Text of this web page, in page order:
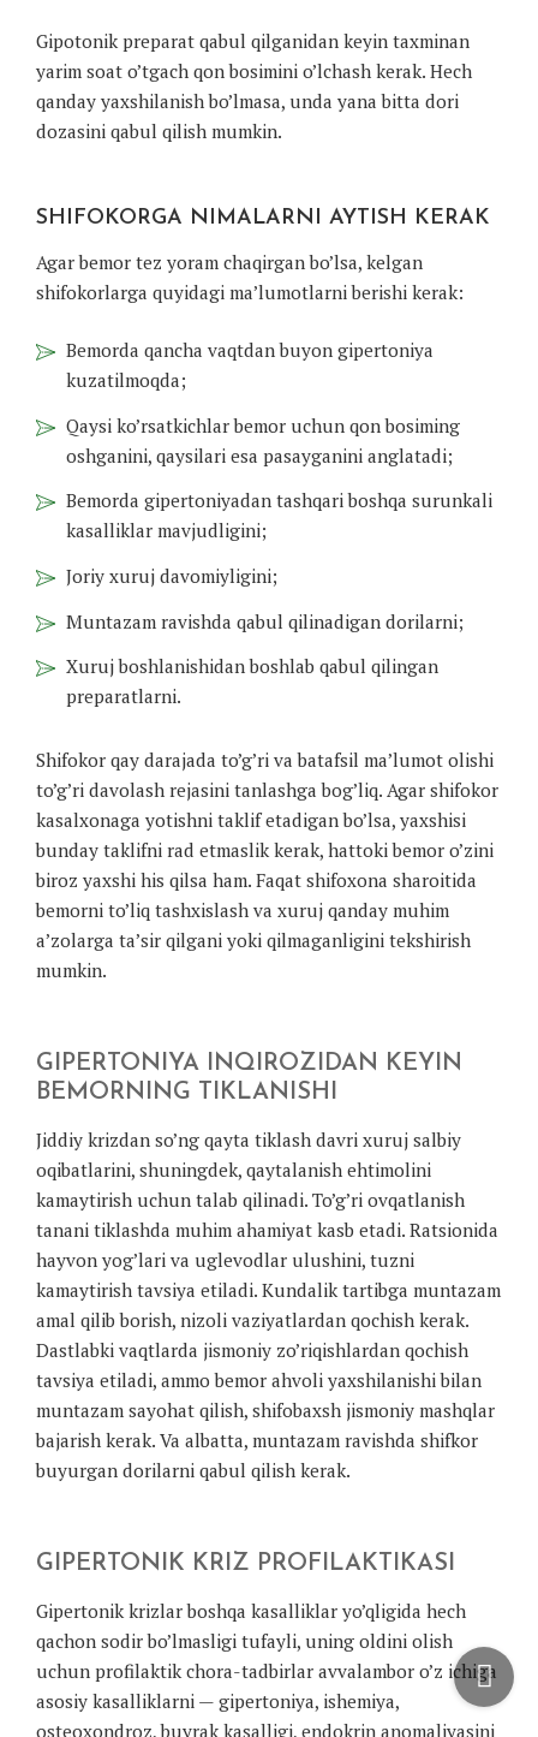
Gipotonik preparat qabul qilganidan keyin taxminan
yarim soat o’tgach qon bosimini o’lchash kerak. Hech
qanday yaxshilanish bo’lmasa, unda yana bitta dori
dozasini qabul qilish mumkin.
SHIFOKORGA NIMALARNI AYTISH KERAK
Agar bemor tez yoram chaqirgan bo’lsa, kelgan
shifokorlarga quyidagi ma’lumotlarni berishi kerak:
Bemorda qancha vaqtdan buyon gipertoniya
kuzatilmoqda;
Qaysi ko’rsatkichlar bemor uchun qon bosiming
oshganini, qaysilari esa pasayganini anglatadi;
Bemorda gipertoniyadan tashqari boshqa surunkali
kasalliklar mavjudligini;
Joriy xuruj davomiyligini;
Muntazam ravishda qabul qilinadigan dorilarni;
Xuruj boshlanishidan boshlab qabul qilingan
preparatlarni.
Shifokor qay darajada to’g’ri va batafsil ma’lumot olishi
to’g’ri davolash rejasini tanlashga bog’liq. Agar shifokor
kasalxonaga yotishni taklif etadigan bo’lsa, yaxshisi
bunday taklifni rad etmaslik kerak, hattoki bemor o’zini
biroz yaxshi his qilsa ham. Faqat shifoxona sharoitida
bemorni to’liq tashxislash va xuruj qanday muhim
a’zolarga ta’sir qilgani yoki qilmaganligini tekshirish
mumkin.
GIPERTONIYA INQIROZIDAN KEYIN
BEMORNING TIKLANISHI
Jiddiy krizdan so’ng qayta tiklash davri xuruj salbiy
oqibatlarini, shuningdek, qaytalanish ehtimolini
kamaytirish uchun talab qilinadi. To’g’ri ovqatlanish
tanani tiklashda muhim ahamiyat kasb etadi. Ratsionida
hayvon yog’lari va uglevodlar ulushini, tuzni
kamaytirish tavsiya etiladi. Kundalik tartibga muntazam
amal qilib borish, nizoli vaziyatlardan qochish kerak.
Dastlabki vaqtlarda jismoniy zo’riqishlardan qochish
tavsiya etiladi, ammo bemor ahvoli yaxshilanishi bilan
muntazam sayohat qilish, shifobaxsh jismoniy mashqlar
bajarish kerak. Va albatta, muntazam ravishda shifkor
buyurgan dorilarni qabul qilish kerak.
GIPERTONIK KRIZ PROFILAKTIKASI
Gipertonik krizlar boshqa kasalliklar yo’qligida hech
qachon sodir bo’lmasligi tufayli, uning oldini olish
uchun profilaktik chora-tadbirlar avvalambor o’z ichiga
asosiy kasalliklarni — gipertoniya, ishemiya,
osteoxondroz, buyrak kasalligi, endokrin anomaliyasini